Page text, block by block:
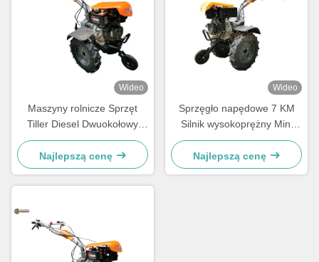
Wideo
Maszyny rolnicze Sprzęt
Tiller Diesel Dwuokołowy
Tiller 7 koni mechanicznych
Traktor ręczny
Najlepszą cenę
Wideo
Sprzęgło napędowe 7 KM
Silnik wysokoprężny Mini
Traktor dla małych
gospodarstw rolnych
Najlepszą cenę